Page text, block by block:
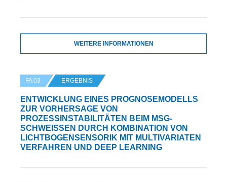
WEITERE INFORMATIONEN
FA 03 ERGEBNIS
ENTWICKLUNG EINES PROGNOSEMODELLS
ZUR VORHERSAGE VON
PROZESSINSTABILITÄTEN BEIM MSG-
SCHWEISSEN DURCH KOMBINATION VON L
ICHTBOGENSENSORIK MIT MULTIVARIATEN V
ERFAHREN UND DEEP LEARNING